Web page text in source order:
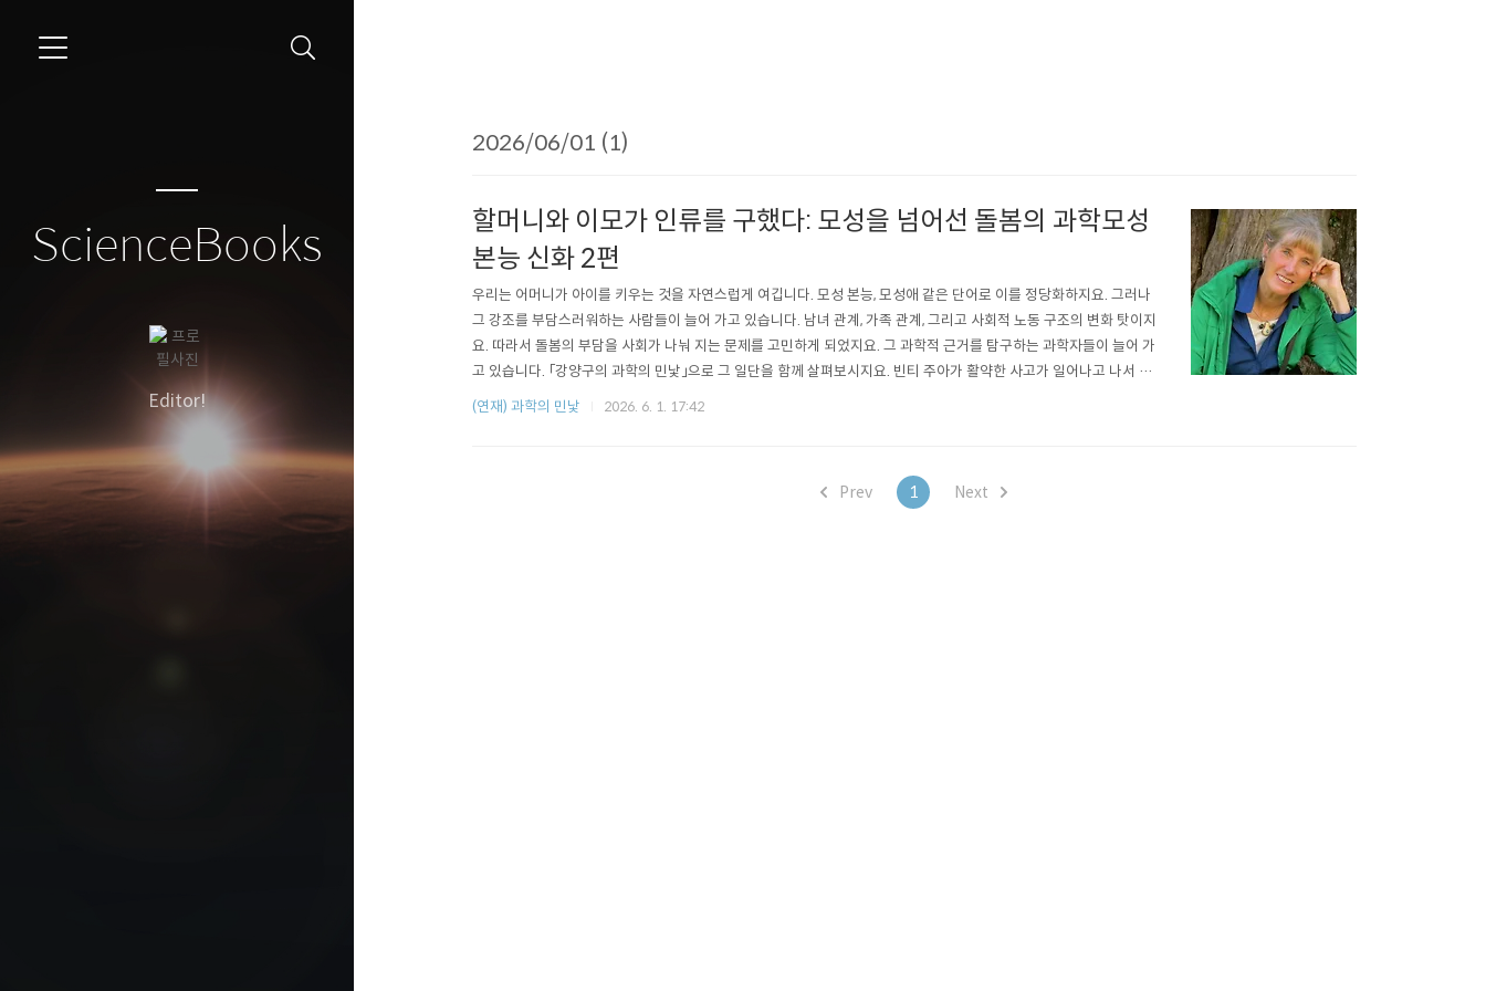
ScienceBooks
Editor!
2026/06/01 (1)
할머니와 이모가 인류를 구했다: 모성을 넘어선 돌봄의 과학모성
본능 신화 2편
우리는 어머니가 아이를 키우는 것을 자연스럽게 여깁니다. 모성 본능, 모성애 같은 단어로 이를 정당화하지요. 그러나
그 강조를 부담스러워하는 사람들이 늘어 가고 있습니다. 남녀 관계, 가족 관계, 그리고 사회적 노동 구조의 변화 탓이지
요. 따라서 돌봄의 부담을 사회가 나눠 지는 문제를 고민하게 되었지요. 그 과학적 근거를 탐구하는 과학자들이 늘어 가
고 있습니다. 「강양구의 과학의 민낯」으로 그 일단을 함께 살펴보시지요. 빈티 주아가 활약한 사고가 일어나고 나서 다
음 날(1996년 8월 17일)부터 쏟아진 기사를 살펴보면 흥미로운 대목이 있다. 빈티 주아에게는 아픈 과거가 있었다. 빈
(연재) 과학의 민낯 2026. 6. 1. 17:42
Prev 1 Next